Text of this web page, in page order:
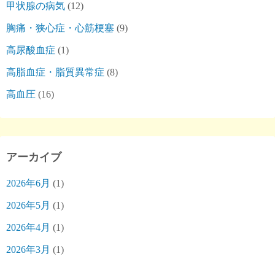
甲状腺の病気 (12)
胸痛・狭心症・心筋梗塞 (9)
高尿酸血症 (1)
高脂血症・脂質異常症 (8)
高血圧 (16)
アーカイブ
2026年6月 (1)
2026年5月 (1)
2026年4月 (1)
2026年3月 (1)